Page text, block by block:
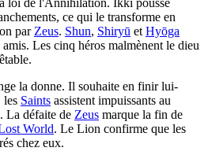
loi de l'Annihilation. Ikki pousse
ce qui le transforme en
par Zeus. Shun, Shiryū et Hyōga
Les cinq héros malmènent le dieu
la donne. Il souhaite en finir lui-
les Saints assistent impuissants au
La défaite de Zeus marque la fin de
World. Le Lion confirme que les
chez eux.